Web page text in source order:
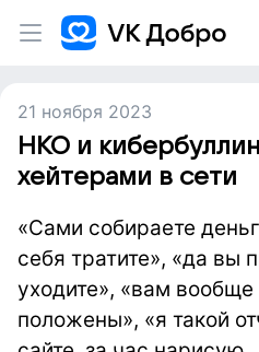
21 ноября 2023
НКО и
хейтерами в сети
«Сами собираете
себя тратите», «да вы
уходите», «вам вообще
положены», «я такой